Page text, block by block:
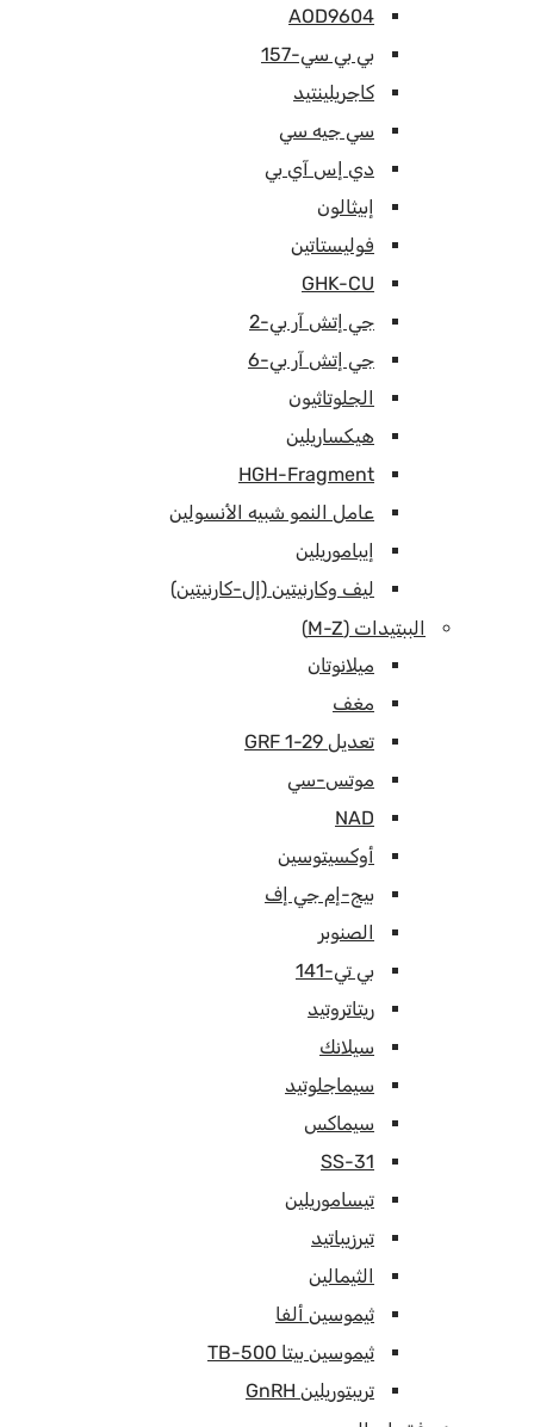
AOD9604
بي بي سي-157
كاجريلينتيد
سي جيه سي
دي إس آي بي
إبيثالون
فوليستاتين
GHK-CU
جي إتش آر بي-2
جي إتش آر بي-6
الجلوتاثيون
هيكساريلين
HGH-Fragment
عامل النمو شبيه الأنسولين
إيباموريلين
ليف وكارنيتين (إل-كارنيتين)
الببتيدات (M-Z)
ميلانوتان
مغف
تعديل GRF 1-29
موتس-سي
NAD
أوكسيتوسين
بيج-إم جي إف
الصنوبر
بي تي-141
ريتاتروتيد
سيلانك
سيماجلوتيد
سيماكس
SS-31
تيساموريلين
تيرزيباتيد
الثيمالين
ثيموسين ألفا
ثيموسين بيتا TB-500
تريبتوريلين GnRH